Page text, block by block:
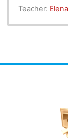
de cada una
CONTENIDOS: - Partes del cuerpo
cada una de
Teacher: